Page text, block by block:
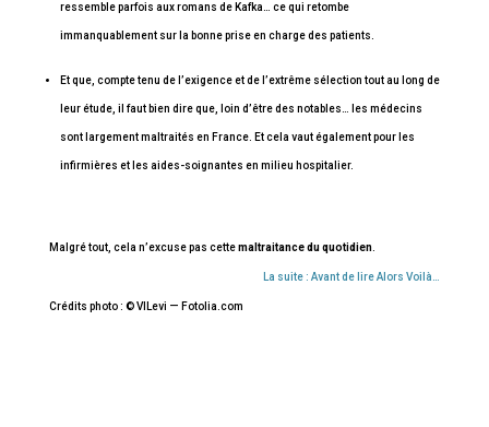
ressemble parfois aux romans de Kafka… ce qui retombe
immanquablement sur la bonne prise en charge des patients.
Et que, compte tenu de l’exigence et de l’extrême sélection tout au long de
leur étude, il faut bien dire que, loin d’être des notables… les médecins
sont largement maltraités en France. Et cela vaut également pour les
infirmières et les aides-soignantes en milieu hospitalier.
Malgré tout, cela n’excuse pas cettemaltraitance du quotidien.
La suite : Avant de lire Alors Voilà…
Crédits photo : © VILevi — Fotolia.com